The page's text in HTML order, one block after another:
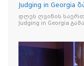
Judging in
დღეს ღვინის
Judging in Georgia